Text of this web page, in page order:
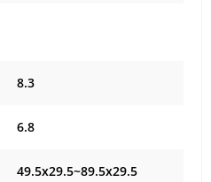
8.3
6.8
49.5х29.5~89.5х29.5